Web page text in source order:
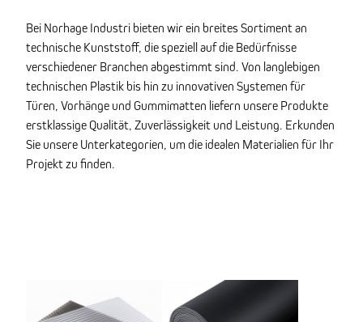
Bei Norhage Industri bieten wir ein breites Sortiment an
technische Kunststoff, die speziell auf die Bedürfnisse
verschiedener Branchen abgestimmt sind. Von langlebigen
technischen Plastik bis hin zu innovativen Systemen für
Türen, Vorhänge und Gummimatten liefern unsere Produkte
erstklassige Qualität, Zuverlässigkeit und Leistung. Erkunden
Sie unsere Unterkategorien, um die idealen Materialien für Ihr
Projekt zu finden.